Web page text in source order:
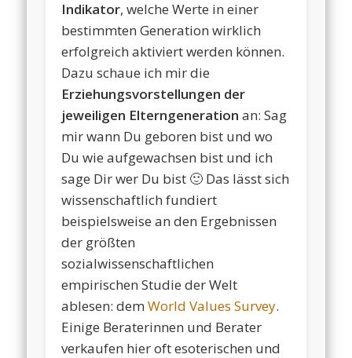
Indikator, welche Werte in einer
bestimmten Generation wirklich
erfolgreich aktiviert werden können.
Dazu schaue ich mir die
Erziehungsvorstellungen der
jeweiligen Elterngeneration an: Sag
mir wann Du geboren bist und wo
Du wie aufgewachsen bist und ich
sage Dir wer Du bist 🙂 Das lässt sich
wissenschaftlich fundiert
beispielsweise an den Ergebnissen
der größten
sozialwissenschaftlichen
empirischen Studie der Welt
ablesen: dem World Values Survey.
Einige Beraterinnen und Berater
verkaufen hier oft esoterischen und